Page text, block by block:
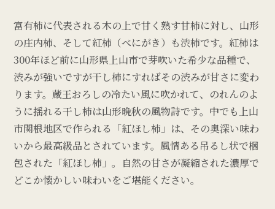
富有柿に代表される木の上で甘く熟す甘柿に対し、山形
の庄内柿、そして紅柿（べにがき）も渋柿です。紅柿は
300年ほど前に山形県上山市で芽吹いた希少な品種で、
渋みが強いですが干し柿にすればその渋みが甘さに変わ
ります。蔵王おろしの冷たい風に吹かれて、のれんのよ
うに揺れる干し柿は山形晩秋の風物詩です。中でも上山
市関根地区で作られる「紅ほし柿」は、その奥深い味わ
いから最高級品とされています。風情ある吊るし状で梱
包された「紅ほし柿」。自然の甘さが凝縮された濃厚で
どこか懐かしい味わいをご堪能ください。